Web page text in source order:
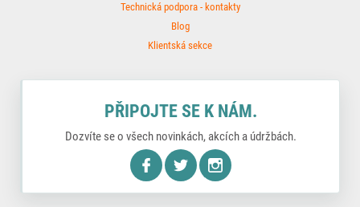
Technická podpora - kontakty
Blog
Klientská sekce
PŘIPOJTE SE K NÁM.
Dozvíte se o všech novinkách, akcích a údržbách.